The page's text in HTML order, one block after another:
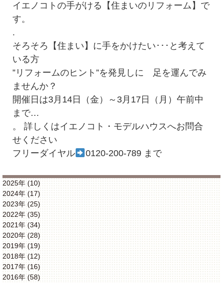
イエノコトの手がける【住まいのリフォーム】で
す。
.
そろそろ【住まい】に手をかけたい･･･と考えて
いる方
”リフォームのヒント”を発見しに 足を運んでみ
ませんか？
開催日は3月14日（金）～3月17日（月）午前中
まで…
。 詳しくはイエノコト・モデルハウスへお問合
せください
フリーダイヤル
0120-200-789 まで
2025年 (10)
2024年 (17)
2023年 (25)
2022年 (35)
2021年 (34)
2020年 (28)
2019年 (19)
2018年 (12)
2017年 (16)
2016年 (58)